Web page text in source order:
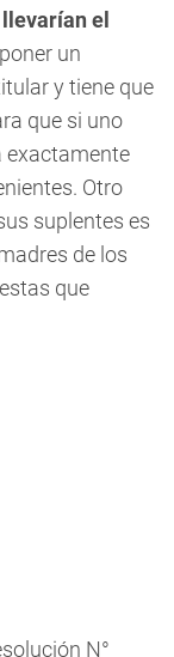
el
un
y tiene que
que si uno
exactamente
Otro
suplentes es
de los
que
N°